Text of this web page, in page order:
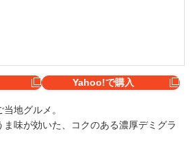
Yahoo!で購入
地グルメ。
味が効いた、コクのある濃厚デミグラ